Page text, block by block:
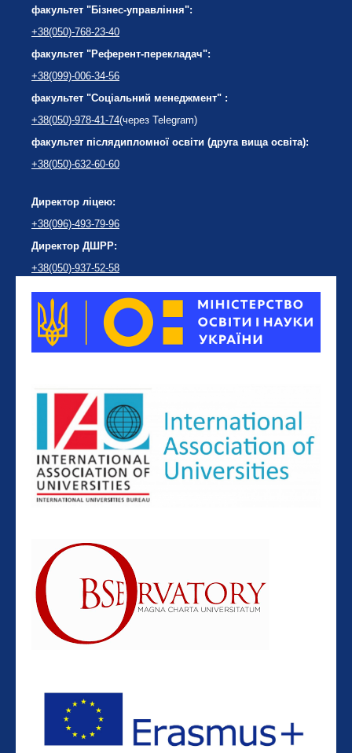
факультет "Бізнес-управління":
+38(050)-768-23-40
факультет "Референт-перекладач":
+38(099)-006-34-56
факультет "Соціальний менеджмент" :
+38(050)-978-41-74(через Telegram)
факультет післядипломної освіти (друга вища освіта):
+38(050)-632-60-60
Директор ліцею:
+38(096)-493-79-96
Директор ДШРР:
+38(050)-937-52-58